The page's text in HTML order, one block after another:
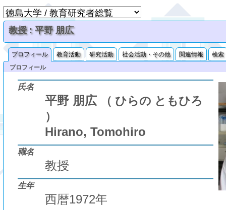
教授 : 平野 朋広
プロフィール 教育活動 研究活動 社会活動・その他 関連情報
検索
プロフィール
氏名
平野 朋広
（ ひらの ともひろ
）
Hirano, Tomohiro
職名
教授
生年
西暦1972年